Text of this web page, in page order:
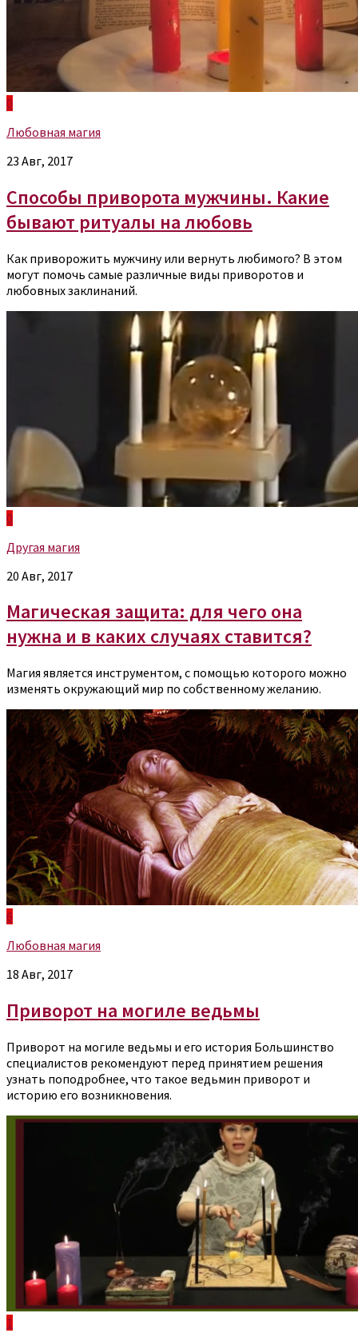
0
Любовная магия
23 Авг, 2017
Способы приворота мужчины. Какие
бывают ритуалы на любовь
Как приворожить мужчину или вернуть любимого? В этом
могут помочь самые различные виды приворотов и
любовных заклинаний.
0
Другая магия
20 Авг, 2017
Магическая защита: для чего она
нужна и в каких случаях ставится?
Магия является инструментом, с помощью которого можно
изменять окружающий мир по собственному желанию.
6
Любовная магия
18 Авг, 2017
Приворот на могиле ведьмы
Приворот на могиле ведьмы и его история Большинство
специалистов рекомендуют перед принятием решения
узнать поподробнее, что такое ведьмин приворот и
историю его возникновения.
1